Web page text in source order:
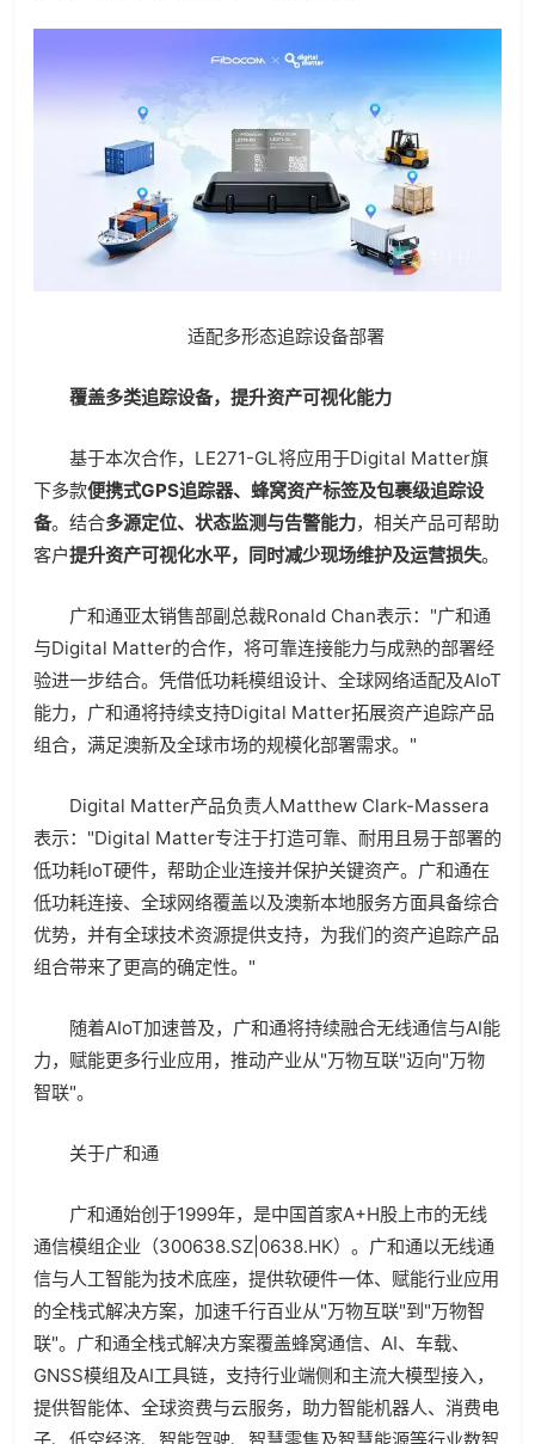
适配多形态追踪设备部署
覆盖多类追踪设备，提升资产可视化能力
基于本次合作，LE271-GL将应用于Digital Matter旗
下多款便携式GPS追踪器、蜂窝资产标签及包裹级追踪设
备。结合多源定位、状态监测与告警能力，相关产品可帮助
客户提升资产可视化水平，同时减少现场维护及运营损失。
广和通亚太销售部副总裁Ronald Chan表示："广和通
与Digital Matter的合作，将可靠连接能力与成熟的部署经
验进一步结合。凭借低功耗模组设计、全球网络适配及AIoT
能力，广和通将持续支持Digital Matter拓展资产追踪产品
组合，满足澳新及全球市场的规模化部署需求。"
Digital Matter产品负责人Matthew Clark-Massera
表示："Digital Matter专注于打造可靠、耐用且易于部署的
低功耗IoT硬件，帮助企业连接并保护关键资产。广和通在
低功耗连接、全球网络覆盖以及澳新本地服务方面具备综合
优势，并有全球技术资源提供支持，为我们的资产追踪产品
组合带来了更高的确定性。"
随着AIoT加速普及，广和通将持续融合无线通信与AI能
力，赋能更多行业应用，推动产业从"万物互联"迈向"万物
智联"。
关于广和通
广和通始创于1999年，是中国首家A+H股上市的无线
通信模组企业（300638.SZ|0638.HK）。广和通以无线通
信与人工智能为技术底座，提供软硬件一体、赋能行业应用
的全栈式解决方案，加速千行百业从"万物互联"到"万物智
联"。广和通全栈式解决方案覆盖蜂窝通信、AI、车载、
GNSS模组及AI工具链，支持行业端侧和主流大模型接入，
提供智能体、全球资费与云服务，助力智能机器人、消费电